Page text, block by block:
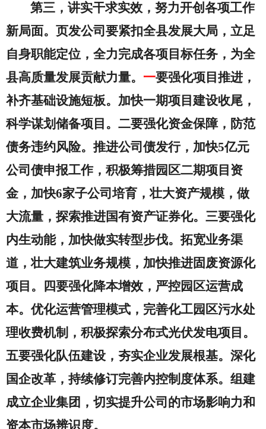
第三， 讲实干求实效，努力开创各项工作
新局面。 页发公司要紧扣全县发展大局，立足
自身职能定位，全力完成各项目标任务，为全
县高质量发展贡献力量。 一要强化项目推进，
补齐基础设施短板。加快一期项目建设收尾，
科学谋划储备项目。二要强化资金保障，防范
债务违约风险。推进公司债发行，加快5亿元
公司债申报工作，积极筹措园区二期项目资
金，加快6家子公司培育，壮大资产规模，做
大流量，探索推进国有资产证券化。三要强化
内生动能，加快做实转型步伐。拓宽业务渠
道，壮大建筑业务规模，加快推进固废资源化
项目。四要强化降本增效，严控园区运营成
本。优化运营管理模式，完善化工园区污水处
理收费机制，积极探索分布式光伏发电项目。
五要强化队伍建设，夯实企业发展根基。深化
国企改革，持续修订完善内控制度体系。组建
成立企业集团，切实提升公司的市场影响力和
资本市场辨识度。